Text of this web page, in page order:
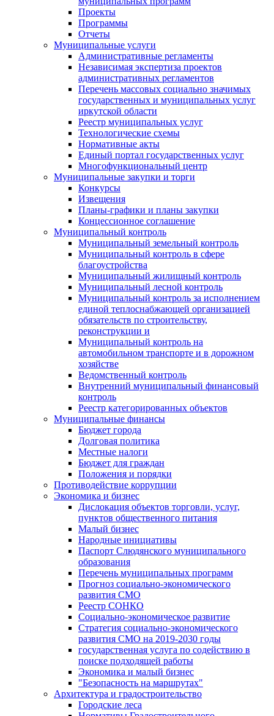
Проекты
Программы
Отчеты
Муниципальные услуги
Административные регламенты
Независимая экспертиза проектов
административных регламентов
Перечень массовых социально значимых
государственных и муниципальных услуг
иркутской области
Реестр муниципальных услуг
Технологические схемы
Нормативные акты
Единый портал государственных услуг
Многофункциональный центр
Муниципальные закупки и торги
Конкурсы
Извещения
Планы-графики и планы закупки
Концессионное соглашение
Муниципальный контроль
Муниципальный земельный контроль
Муниципальный контроль в сфере
благоустройства
Муниципальный жилищный контроль
Муниципальный лесной контроль
Муниципальный контроль за исполнением
единой теплоснабжающей организацией
обязательств по строительству,
реконструкции и
Муниципальный контроль на
автомобильном транспорте и в дорожном
хозяйстве
Ведомственный контроль
Внутренний муниципальный финансовый
контроль
Реестр категорированных объектов
Муниципальные финансы
Бюджет города
Долговая политика
Местные налоги
Бюджет для граждан
Положения и порядки
Противодействие коррупции
Экономика и бизнес
Дислокация объектов торговли, услуг,
пунктов общественного питания
Малый бизнес
Народные инициативы
Паспорт Слюдянского муниципального
образования
Перечень муниципальных программ
Прогноз социально-экономического
развития СМО
Реестр СОНКО
Социально-экономическое развитие
Стратегия социально-экономического
развития СМО на 2019-2030 годы
государственная услуга по содействию в
поиске подходящей работы
Экономика и малый бизнес
"Безопасность на маршрутах"
Архитектура и градостроительство
Городские леса